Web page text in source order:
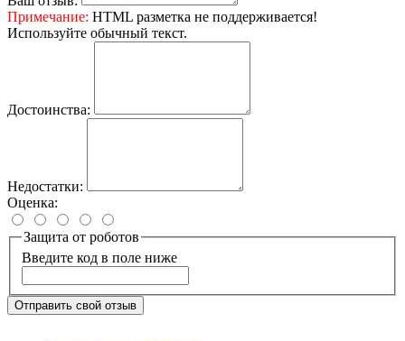
Примечание: HTML разметка не поддерживается!
Используйте обычный текст.
Достоинства:
Недостатки:
Оценка:
Защита от роботов
Введите код в поле ниже
Отправить свой отзыв